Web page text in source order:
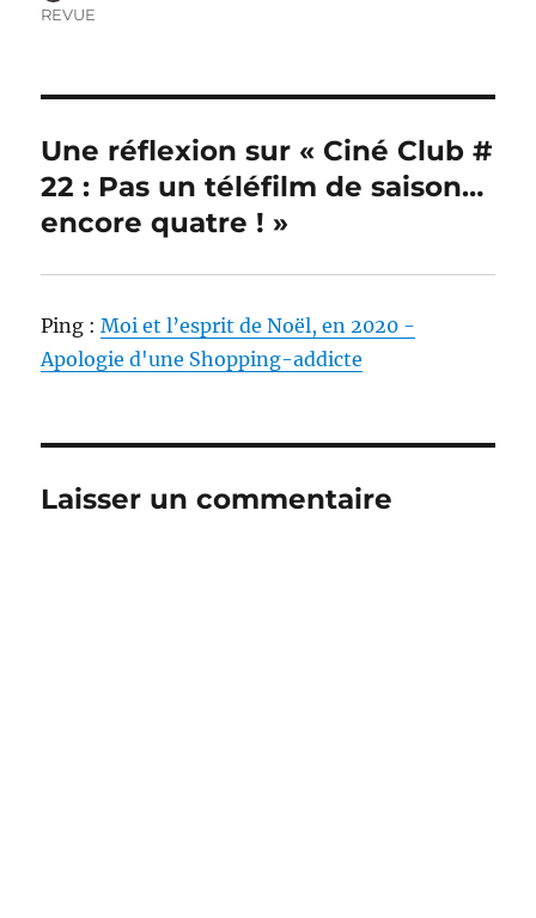
REVUE
Une réflexion sur « Ciné Club #
22 : Pas un téléfilm de saison…
encore quatre ! »
Ping :Moi et l’esprit de Noël, en 2020 -
Apologie d'une Shopping-addicte
Laisser un commentaire